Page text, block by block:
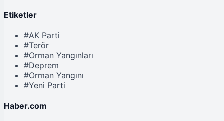
Etiketler
#AK Parti
#Terör
#Orman Yangınları
#Deprem
#Orman Yangını
#Yeni Parti
Haber.com